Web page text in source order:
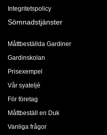
Integritetspolicy
Sömnadstjänster
Måttbeställda Gardiner
Gardinskolan
Prisexempel
Vår syateljé
För företag
Måttbeställ en Duk
Vanliga frågor